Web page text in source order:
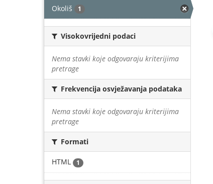
Okoliš 1
Visokovrijedni podaci
Nema stavki koje odgovaraju kriterijima
pretrage
Frekvencija osvježavanja podataka
Nema stavki koje odgovaraju kriterijima
pretrage
Formati
HTML 1